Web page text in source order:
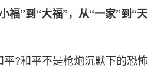
”到“大福”，从“一家”到“天
?和平不是枪炮沉默下的恐怖